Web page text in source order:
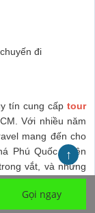
đi
tín cung cấp tour
Với nhiều năm
mang đến cho
Phú Quốc, thiên
vắt, và những
↑
Gọi ngay